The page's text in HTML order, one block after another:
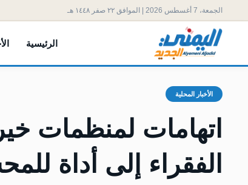
الجمعة، 7 أغسطس 2026 | الموافق ٢٢ صفر ١٤٤٨ هـ
الرئيسية
الأخبار المحلية
اتهامات لمنظمات
الفقراء إلى أداة